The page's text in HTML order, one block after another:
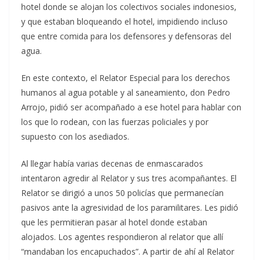
hotel donde se alojan los colectivos sociales indonesios,
y que estaban bloqueando el hotel, impidiendo incluso
que entre comida para los defensores y defensoras del
agua.
En este contexto, el Relator Especial para los derechos
humanos al agua potable y al saneamiento, don Pedro
Arrojo, pidió ser acompañado a ese hotel para hablar con
los que lo rodean, con las fuerzas policiales y por
supuesto con los asediados.
Al llegar había varias decenas de enmascarados
intentaron agredir al Relator y sus tres acompañantes. El
Relator se dirigió a unos 50 policías que permanecían
pasivos ante la agresividad de los paramilitares. Les pidió
que les permitieran pasar al hotel donde estaban
alojados. Los agentes respondieron al relator que allí
“mandaban los encapuchados”. A partir de ahí al Relator